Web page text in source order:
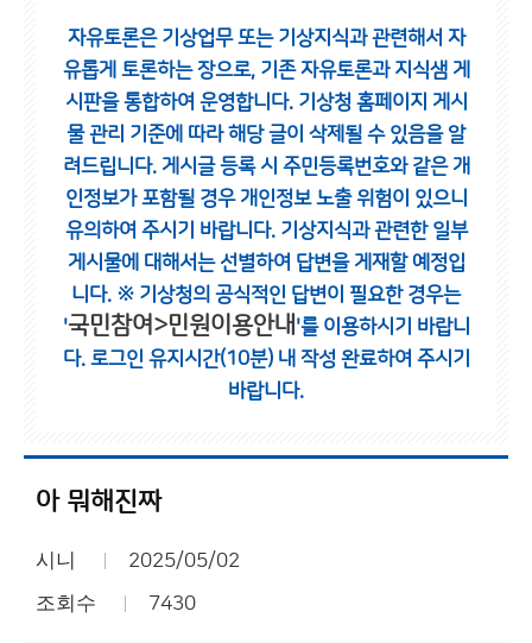
자유토론은 기상업무 또는 기상지식과 관련해서 자
유롭게 토론하는 장으로, 기존 자유토론과 지식샘 게
시판을 통합하여 운영합니다. 기상청 홈페이지 게시
물 관리 기준에 따라 해당 글이 삭제될 수 있음을 알
려드립니다. 게시글 등록 시 주민등록번호와 같은 개
인정보가 포함될 경우 개인정보 노출 위험이 있으니
유의하여 주시기 바랍니다. 기상지식과 관련한 일부
게시물에 대해서는 선별하여 답변을 게재할 예정입
니다. ※ 기상청의 공식적인 답변이 필요한 경우는
'국민참여>민원이용안내 '를 이용하시기 바랍니
다. 로그인 유지시간(10분) 내 작성 완료하여 주시기
바랍니다.
아 뭐해진짜
시니 2025/05/02
조회수 7430